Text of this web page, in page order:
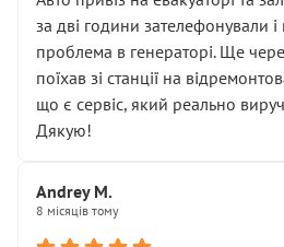
чіткого пояснення
( ну все зняли та доробили)
Окремий момент, який
мені заявили, що бачок
міняти разом із головним
Для людини, яка хоча б трохи
це звучить як мінімум
спроба продати дорогий вузол
за дві години зателефонували
проблема в генераторі. Ще
поїхав зі станції на
що є сервіс, який реально
Дякую!
Andrey M.
8 місяців тому